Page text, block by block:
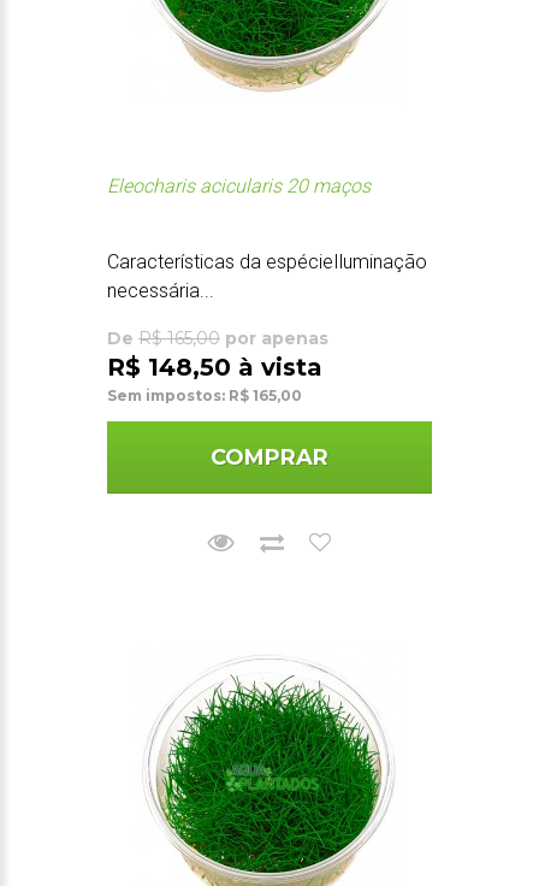
Eleocharis acicularis 20 maços
Características da espécieIluminação
necessária...
De R$ 165,00 por apenas
R$ 148,50 à vista
Sem impostos: R$ 165,00
COMPRAR